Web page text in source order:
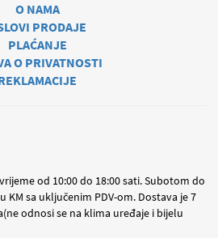
O NAMA
PRODAJE
PLAĆANJE
O PRIVATNOSTI
od 10:00 do 18:00 sati. Subotom do
KM sa uključenim PDV-om. Dostava je 7
odnosi se na klima uređaje i bijelu